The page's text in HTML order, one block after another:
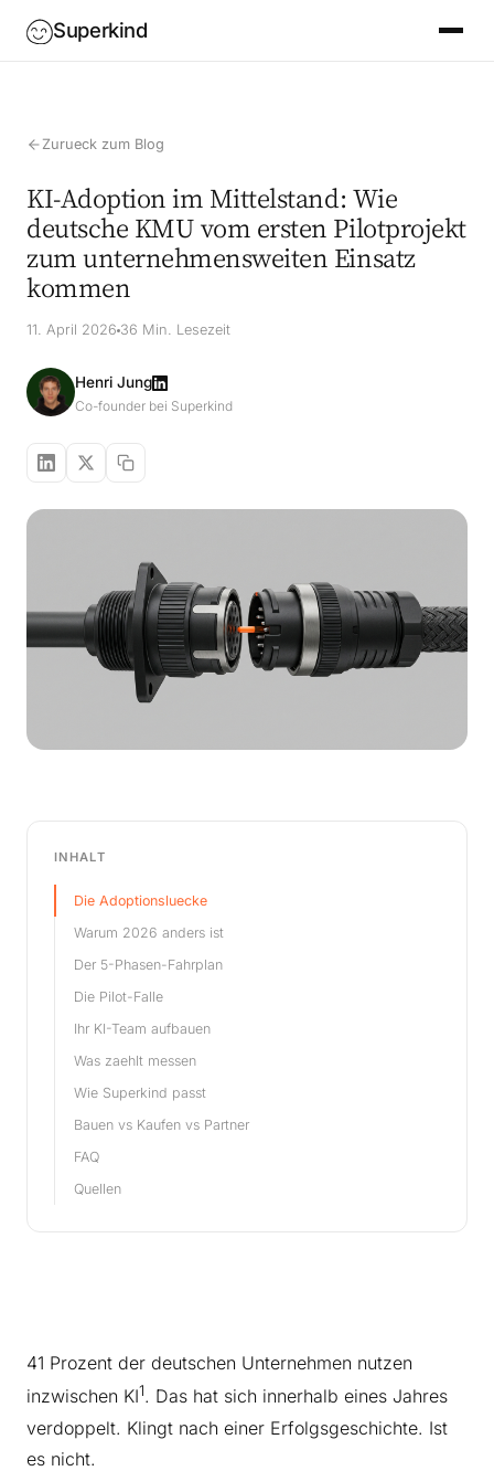
Superkind
Zurueck zum Blog
KI-Adoption im Mittelstand: Wie
deutsche KMU vom ersten Pilotprojekt
zum unternehmensweiten Einsatz
kommen
11. April 2026 36 Min. Lesezeit
Henri Jung
Co-founder bei Superkind
INHALT
Die Adoptionsluecke
Warum 2026 anders ist
Der 5-Phasen-Fahrplan
Die Pilot-Falle
Ihr KI-Team aufbauen
Was zaehlt messen
Wie Superkind passt
Bauen vs Kaufen vs Partner
FAQ
Quellen
41 Prozent der deutschen Unternehmen nutzen
inzwischen KI1. Das hat sich innerhalb eines Jahres
verdoppelt. Klingt nach einer Erfolgsgeschichte. Ist
es nicht.